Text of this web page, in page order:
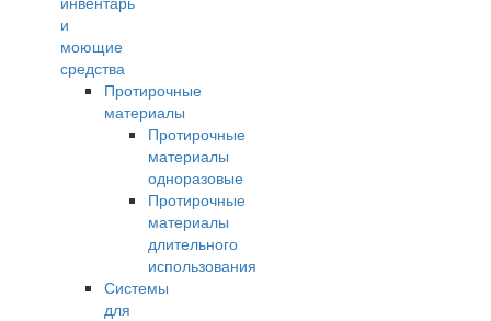
и
моющие
средства
Протирочные
материалы
Протирочные
материалы
одноразовые
Протирочные
материалы
длительного
использования
Системы
для